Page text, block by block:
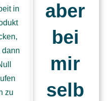
in
dann
zu
aber
bei
mir
selb